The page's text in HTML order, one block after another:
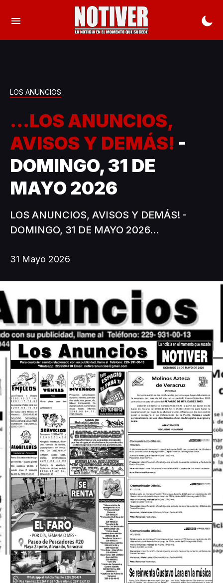
LOS ANUNCIOS
...LOS ANUNCIOS,
AVISOS Y DEMÁS! -
DOMINGO, 31 DE
MAYO 2026
LOS ANUNCIOS, AVISOS Y DEMÁS! -
DOMINGO, 31 DE MAYO 2026...
31 Mayo 2026